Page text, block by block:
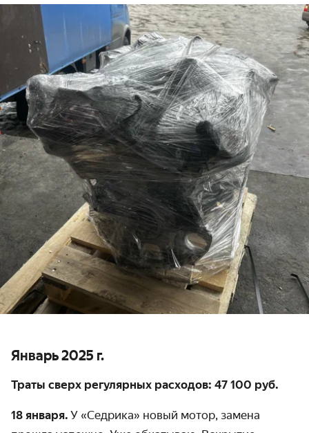
Январь 2025 г.
Траты сверх регулярных расходов: 47 100 руб.
18 января. У «Седрика» новый мотор, замена